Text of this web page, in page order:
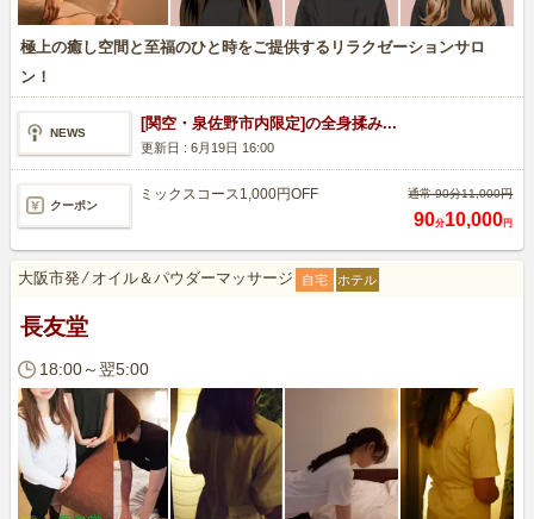
極上の癒し空間と至福のひと時をご提供するリラクゼーションサロ
ン！
NEWS
[関空・泉佐野市内限定]の全身揉み...
更新日 : 6月19日 16:00
クーポン
ミックスコース1,000円OFF 通常 90分11,000円
90分10,000円
大阪市発⁄ オイル＆パウダーマッサージ ホテル
自宅
長友堂
18:00～翌5:00